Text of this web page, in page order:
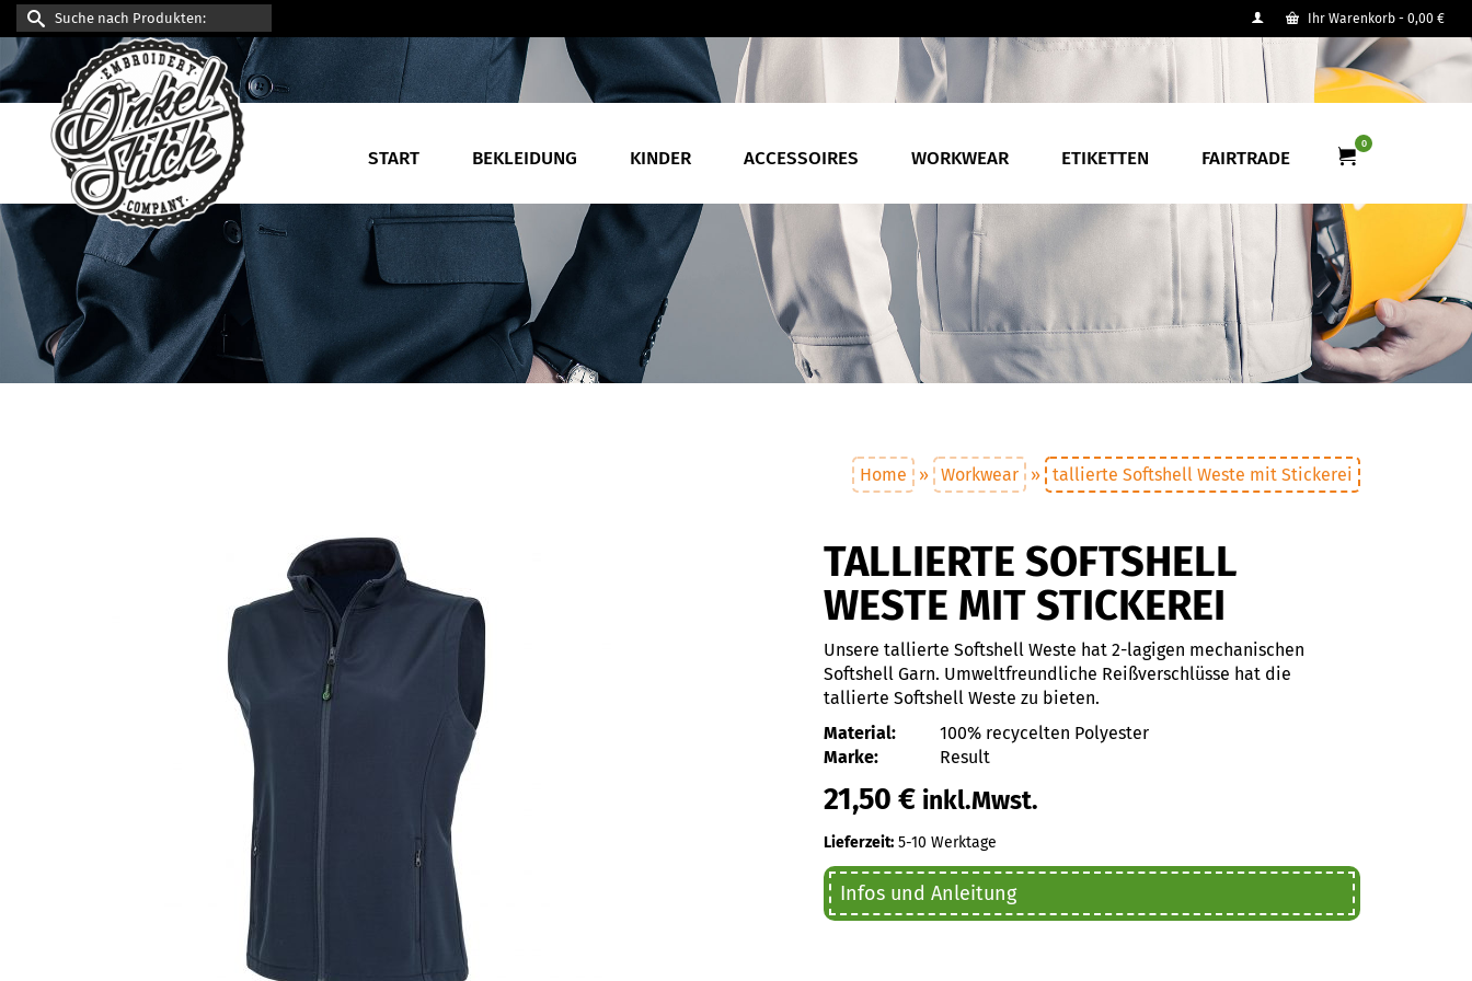
Ihr Warenkorb - 0,00 €
Suche
nach:
START BEKLEIDUNG KINDER ACCESSOIRES WORKWEAR ETIKETTEN FAIRTRADE
0
Home » Workwear » tallierte Softshell Weste mit Stickerei
TALLIERTE SOFTSHELL
WESTE MIT STICKEREI
Unsere tallierte Softshell Weste hat 2-lagigen mechanischen
Softshell Garn. Umweltfreundliche Reißverschlüsse hat die
tallierte Softshell Weste zu bieten.
Material: 100% recycelten Polyester
Marke: Result
21,50€ inkl.Mwst.
Lieferzeit: 5-10 Werktage
Infos und Anleitung